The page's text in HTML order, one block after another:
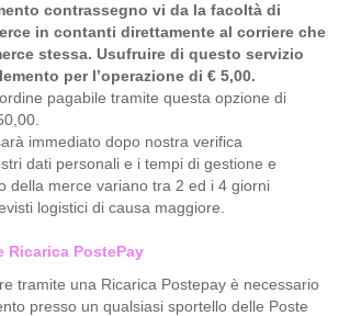
contrassegno vi da la facoltà di
in contanti direttamente al corriere che
stessa. Usufruire di questo servizio
per l’operazione di € 5,00.
pagabile tramite questa opzione di
immediato dopo nostra verifica
dati personali e i tempi di gestione e
della merce variano tra 2 ed i 4 giorni
logistici di causa maggiore.
Ricarica PostePay
tramite una Ricarica Postepay è necessario
presso un qualsiasi sportello delle Poste